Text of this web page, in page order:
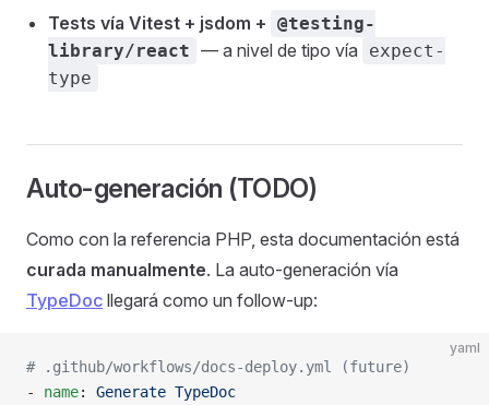
Tests vía Vitest + jsdom + @testing-
library/react — a nivel de tipo vía
expect-
type
Auto-generación (TODO)
Como con la referencia PHP, esta documentación está
curada manualmente. La auto-generación vía
TypeDoc llegará como un follow-up:
yaml
# .github/workflows/docs-deploy.yml (future)
- name: Generate TypeDoc